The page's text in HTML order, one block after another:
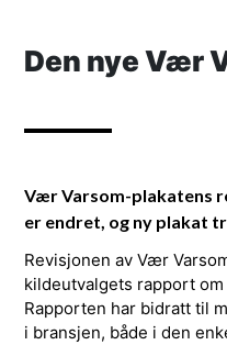
Den nye Vær
Vær Varsom-plakatens
er endret, og ny plakat
Revisjonen av Vær
kildeutvalgets rapport
Rapporten har bidratt til
i bransjen, både i den